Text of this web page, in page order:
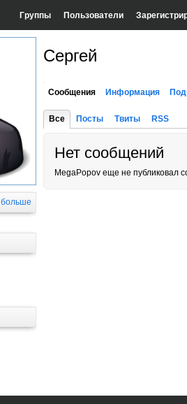
Группы Пользователи
больше
Сергей
Сообщения Информация
Все Посты Твиты RSS
Нет сообщений
MegaPopov еще не публиковал